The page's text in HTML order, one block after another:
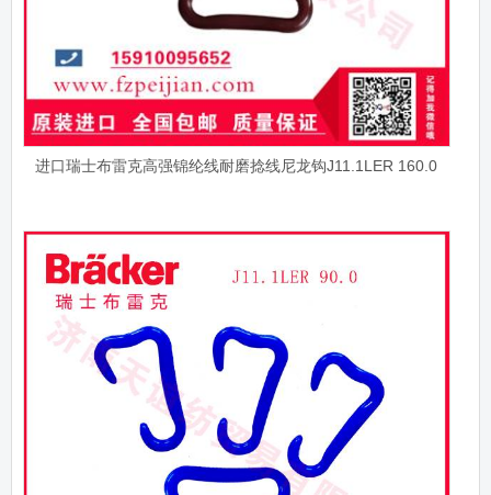
进口瑞士布雷克高强锦纶线耐磨捻线尼龙钩J11.1LER 160.0